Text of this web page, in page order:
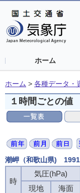
ホーム
ホーム > 各種データ・
１時間ごとの値
潮岬（和歌山県)
時
気圧(hPa)
現地
海面